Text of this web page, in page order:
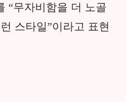
“무자비함을 더 노골
스타일”이라고 표현